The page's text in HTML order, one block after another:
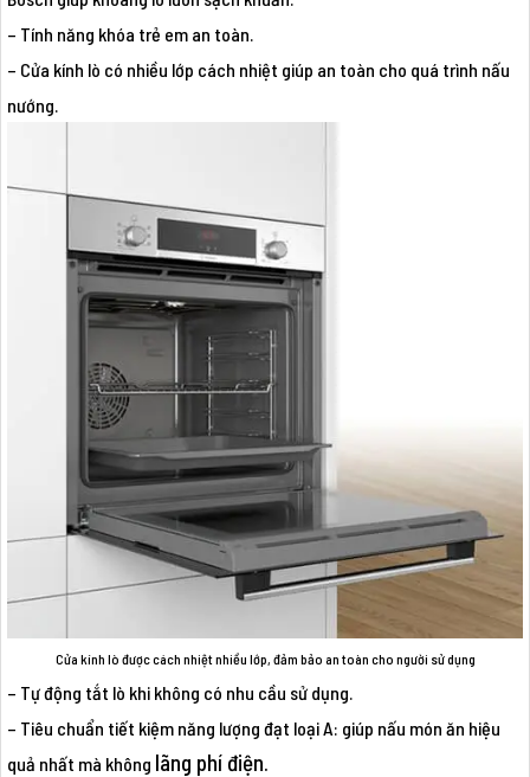
– Tính năng khóa trẻ em an toàn.
– Cửa kính lò có nhiều lớp cách nhiệt giúp an toàn cho quá trình nấu
nướng.
Cửa kính lò được cách nhiệt nhiều lớp, đảm bảo an toàn cho người sử dụng
– Tự động tắt lò khi không có nhu cầu sử dụng.
– Tiêu chuẩn tiết kiệm năng lượng đạt loại A: giúp nấu món ăn hiệu
quả nhất mà không lãng phí điện.